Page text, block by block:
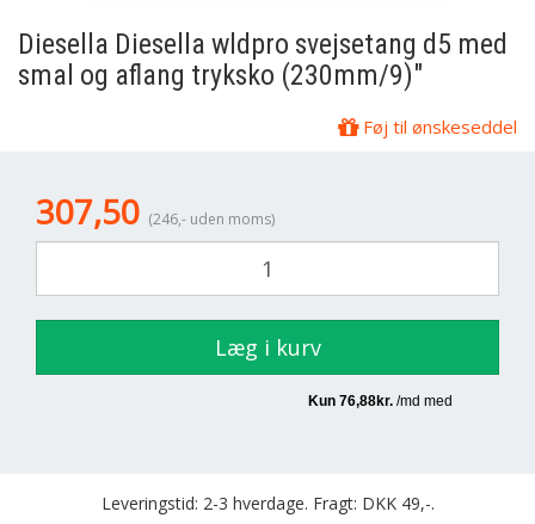
Diesella Diesella wldpro svejsetang d5 med
smal og aflang tryksko (230mm/9)"
Føj til ønskeseddel
307,50 (246,- uden moms)
Læg i kurv
Leveringstid: 2-3 hverdage. Fragt: DKK 49,-.